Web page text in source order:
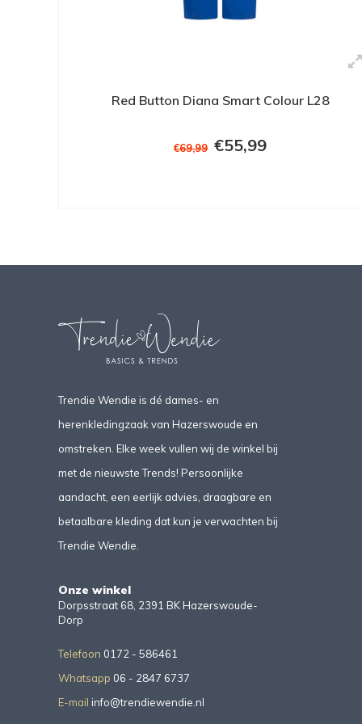
Red Button Diana Smart Colour L28
€69,99 €55,99
Trendie Wendie is dé dames- en
herenkledingzaak van Hazerswoude en
omstreken. Elke week vullen wij de winkel bij
met de nieuwste Trends! Persoonlijke
aandacht, een eerlijk advies, draagbare en
betaalbare kleding dat kun je verwachten bij
Trendie Wendie.
Onze winkel
Dorpsstraat 68, 2391 BK Hazerswoude-
Dorp
Telefoon 0172 - 586461
Whatsapp 06 - 2847 6737
E-mail info@trendiewendie.nl